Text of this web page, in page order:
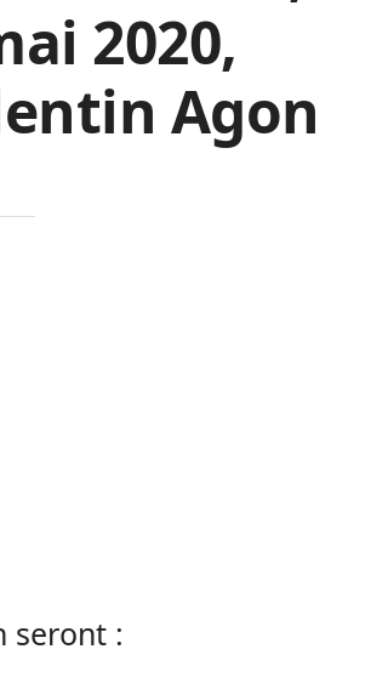
2020,
Agon
seront :